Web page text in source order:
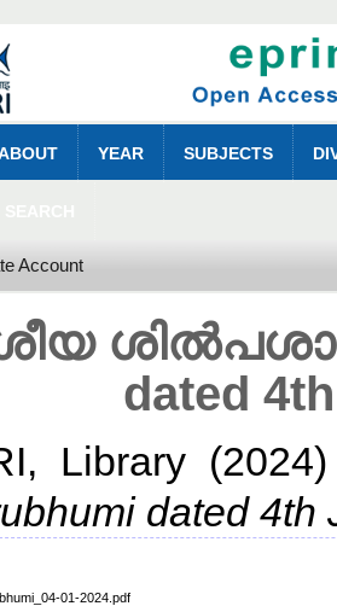
YEAR SUBJECTS
Account
dated
Library
dated 4th
01-2024.pdf